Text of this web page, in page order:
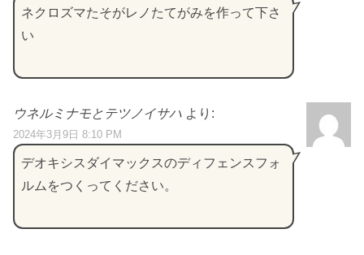
ネクロズマたそがレノたてがみを作って下さ
い
ウネルミナモとテツノイサハ より:
2024年3月9日 8:10 PM
デオキシスダイマックスのディフェンスフォ
ルムをつくってください。